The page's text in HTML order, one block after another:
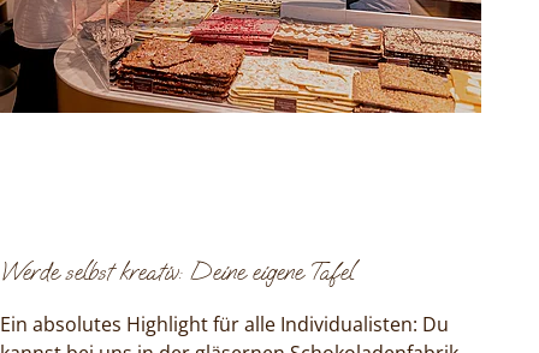
Werde selbst kreativ: Deine eigene Tafel
Ein absolutes Highlight für alle Individualisten: Du